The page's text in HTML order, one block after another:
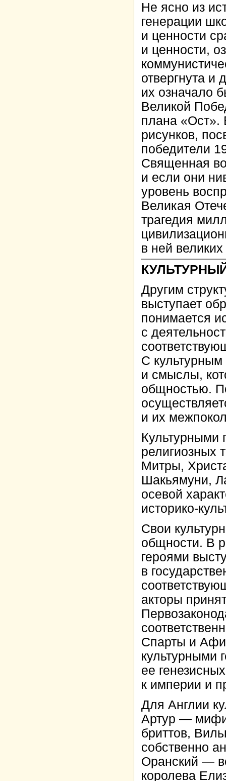
Не ясно из
генерации
и ценности
и ценности,
отвергнута и
их означало
Великой
плана «Ост».
рисунков,
победители
Священная
и если они
уровень
Великая
трагедия
в ней
Другим
выступает
понимается
с
С
и смыслы,
общностью.
и их
Культурными
религиозных
Митры,
Шакьямуни,
осевой
историко-
Свои
общности. В
героями
в
акторы
Спарты и
культурными
ее
к империи и
Для Англии
Артур —
бриттов,
собственно
Оранский —
королева